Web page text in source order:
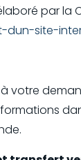
par la
dun-site-
à votre